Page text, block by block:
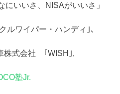
にいいさ、NISAがいいさ」
ルワイパー・ハンディ｣、
株式会社 ｢WISH｣,
塾Jr.